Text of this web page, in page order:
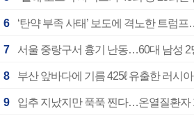
6
7 서울 중랑구서 흉기 난동…60대 남성 2
8 부산 앞바다에 기름 425ℓ 유출한 러시
9 입추 지났지만 푹푹 찐다…온열질환자